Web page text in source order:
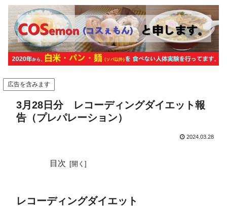
広告を含みます
3月28日分 レコーディングダイエット報
告（プレパレーション）
2024.03.28
目次
レコーディングダイエット